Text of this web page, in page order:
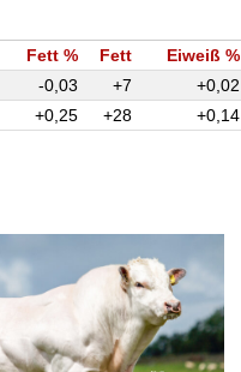
Fett % Fett Eiweiß %
-0,03 +7 +0,02
+0,25 +28 +0,14